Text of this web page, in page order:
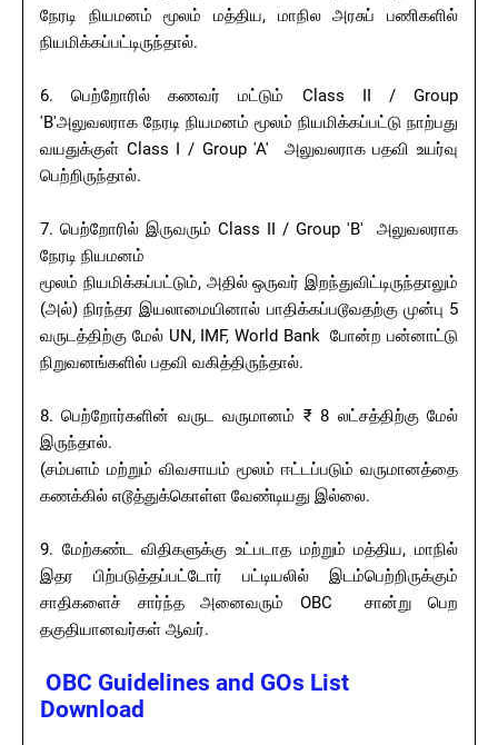
நேரடி நியமனம் மூலம் மத்திய, மாநில அரசுப் பணிகளில்
நியமிக்கப்பட்டிருந்தால்.
6. பெற்றோரில் கணவர் மட்டும் Class II / Group
'B'அலுவலராக நேரடி நியமனம் மூலம் நியமிக்கப்பட்டு நாற்பது
வயதுக்குள் Class I / Group 'A' அலுவலராக பதவி உயர்வு
பெற்றிருந்தால்.
7. பெற்றோரில் இருவரும் Class II / Group 'B' அலுவலராக
நேரடி நியமனம்
மூலம் நியமிக்கப்பட்டும், அதில் ஒருவர் இறந்துவிட்டிருந்தாலும்
(அல்) நிரந்தர இயலாமையினால் பாதிக்கப்படூவதற்கு முன்பு 5
வருடத்திற்கு மேல் UN, IMF, World Bank போன்ற பன்னாட்டு
நிறுவனங்களில் பதவி வகித்திருந்தால்.
8. பெற்றோர்களின் வருட வருமானம் ₹ 8 லட்சத்திற்கு மேல்
இருந்தால்.
(சம்பளம் மற்றும் விவசாயம் மூலம் ஈட்டப்படும் வருமானத்தை
கணக்கில் எடூத்துக்கொள்ள வேண்டியது இல்லை.
9. மேற்கண்ட விதிகளுக்கு உட்படாத மற்றும் மத்திய, மாநில்
இதர பிற்படுத்தப்பட்டோர் பட்டியலில் இடம்பெற்றிருக்கும்
சாதிகளைச் சார்ந்த அனைவரும் OBC சான்று பெற
தகுதியானவர்கள் ஆவர்.
OBC Guidelines and GOs List
Download